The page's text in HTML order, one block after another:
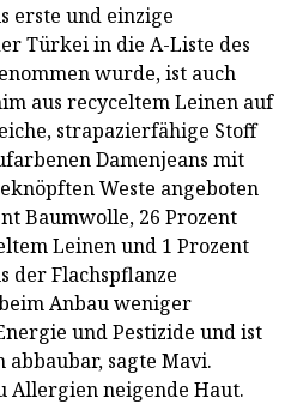
erste und einzige
Türkei in die A-Liste des
wurde, ist auch
aus recyceltem Leinen auf
strapazierfähige Stoff
Damenjeans mit
Weste angeboten
Baumwolle, 26 Prozent
Leinen und 1 Prozent
der Flachspflanze
Anbau weniger
und Pestizide und ist
abbaubar, sagte Mavi.
Allergien neigende Haut.